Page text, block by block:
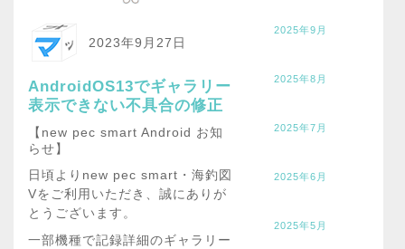
2023年9月27日
AndroidOS13でギャラリー
表示できない不具合の修正
【new pec smart Android お知
らせ】
日頃よりnew pec smart・海釣図
Vをご利用いただき、誠にありが
とうございます。
一部機種で記録詳細のギャラリー
2025年9月
2025年8月
2025年7月
2025年6月
2025年5月